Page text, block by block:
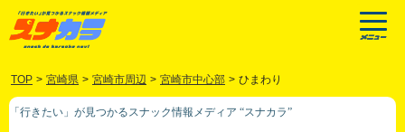
TOP > 宮崎県 > 宮崎市周辺 > 宮崎市中心部 > ひまわり
「行きたい」が見つかるスナック情報メディア “スナカラ”